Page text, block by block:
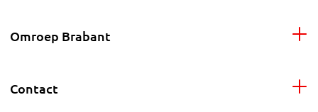
Omroep Brabant
Contact